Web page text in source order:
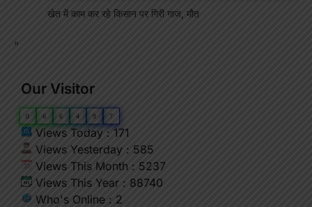
खेत में काम कर रहे किसान पर गिरी गाज, मौत
"
Our Visitor
0 6 6 4 9 7
Views Today : 171
Views Yesterday : 585
Views This Month : 5237
Views This Year : 88740
Who's Online : 2